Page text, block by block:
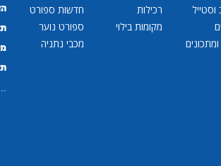
וסטייל
רכילות
מקומות בילוי
חדשות ספורט
ספורט נוער
מכבי נתניה